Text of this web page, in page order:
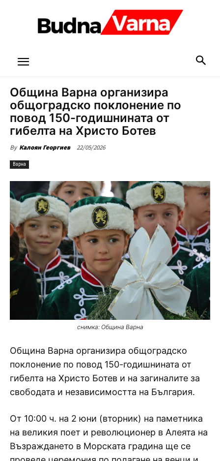
Община Варна организира
общоградско поклонение по
повод 150-годишнината от
гибелта на Христо Ботев
By Калоян Георгиев 22/05/2026
Варна
снимка: Община Варна
Община Варна организира общоградско
поклонение по повод 150-годишнината от
гибелта на Христо Ботев и на загиналите за
свободата и независимостта на България.
От 10:00 ч. на 2 юни (вторник) на паметника
на великия поет и революционер в Алеята на
Възраждането в Морската градина ще се